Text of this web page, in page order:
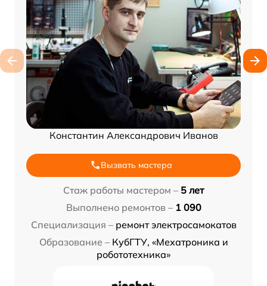
Константин Александрович Иванов
Вызвать мастера
Стаж работы мастером – 5 лет
Выполнено ремонтов – 1 090
Специализация – ремонт электросамокатов
Образование – КубГТУ, «Мехатроника и
робототехника»